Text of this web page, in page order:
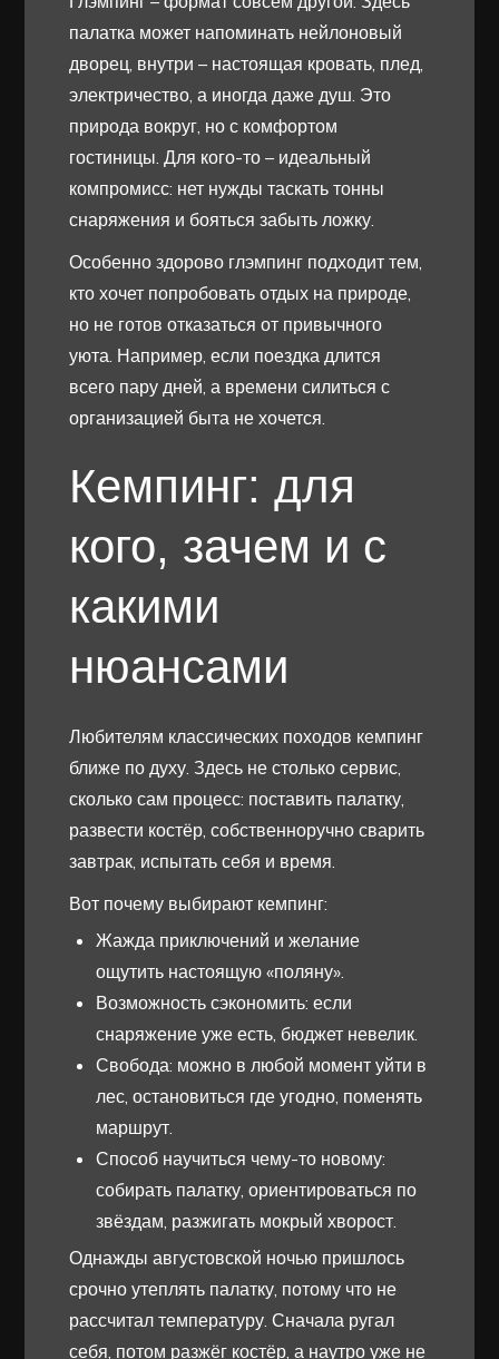
палатка может напоминать нейлоновый
дворец, внутри – настоящая кровать, плед,
электричество, а иногда даже душ. Это
природа вокруг, но с комфортом
гостиницы. Для кого-то – идеальный
компромисс: нет нужды таскать тонны
снаряжения и бояться забыть ложку.
Особенно здорово глэмпинг подходит тем,
кто хочет попробовать отдых на природе,
но не готов отказаться от привычного
уюта. Например, если поездка длится
всего пару дней, а времени силиться с
организацией быта не хочется.
Кемпинг: для
кого, зачем и с
какими
нюансами
Любителям классических походов кемпинг
ближе по духу. Здесь не столько сервис,
сколько сам процесс: поставить палатку,
развести костёр, собственноручно сварить
завтрак, испытать себя и время.
Вот почему выбирают кемпинг:
Жажда приключений и желание
ощутить настоящую «поляну».
Возможность сэкономить: если
снаряжение уже есть, бюджет невелик.
Свобода: можно в любой момент уйти в
лес, остановиться где угодно, поменять
маршрут.
Способ научиться чему-то новому:
собирать палатку, ориентироваться по
звёздам, разжигать мокрый хворост.
Однажды августовской ночью пришлось
срочно утеплять палатку, потому что не
рассчитал температуру. Сначала ругал
себя, потом разжёг костёр, а наутро уже не